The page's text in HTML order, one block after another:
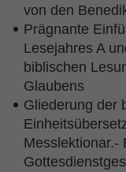
von den
Prägnante
Lesejahres A
biblischen
Glaubens
Gliederung der
Messlektionar.-